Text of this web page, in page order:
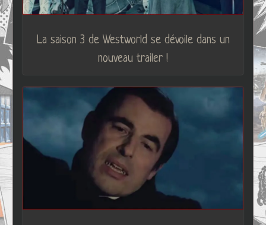
La saison 3 de Westworld se dévoile dans un
nouveau trailer !